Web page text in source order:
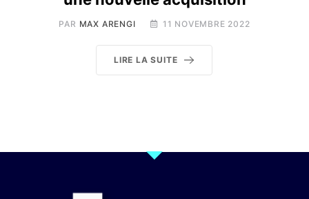
PAR MAX ARENGI 11 NOVEMBRE 2022
LIRE LA SUITE